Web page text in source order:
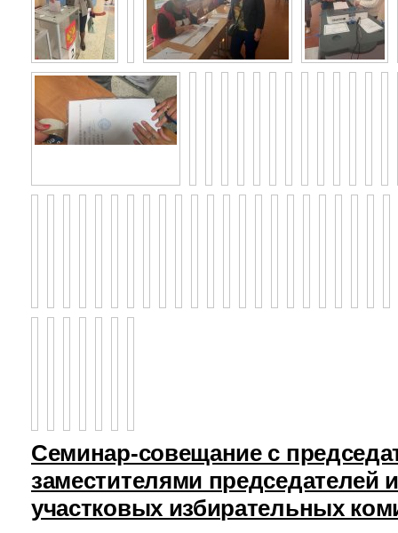
Семинар-совещание с
заместителями председателей
участковых избирательных